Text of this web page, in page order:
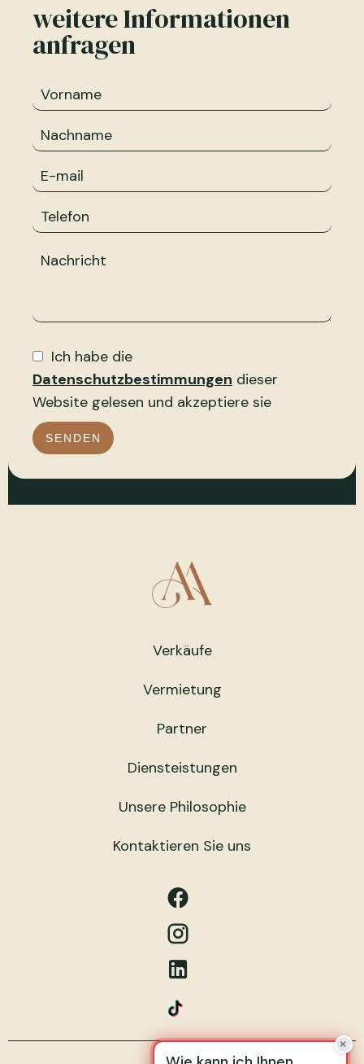
weitere Informationen
anfragen
Ich habe die
Datenschutzbestimmungen dieser
Website gelesen und akzeptiere sie
SENDEN
Verkäufe
Vermietung
Partner
Diensteistungen
Unsere Philosophie
Kontaktieren Sie uns
×